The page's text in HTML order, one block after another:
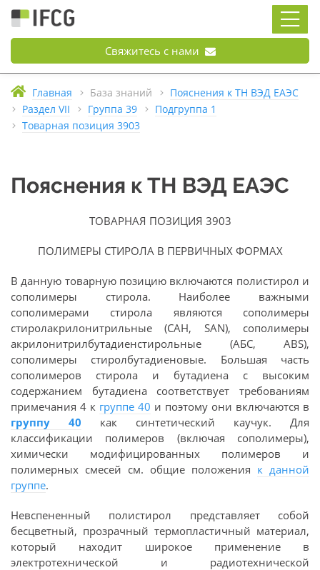
Свяжитесь с нами
Главная База знаний
Пояснения к ТН ВЭД ЕАЭС
Раздел VII
Группа 39
Подгруппа 1
Товарная позиция 3903
Пояснения к ТН ВЭД ЕАЭС
ТОВАРНАЯ ПОЗИЦИЯ 3903
ПОЛИМЕРЫ СТИРОЛА В ПЕРВИЧНЫХ ФОРМАХ
В данную товарную позицию включаются полистирол и
сополимеры стирола. Наиболее важными
сополимерами стирола являются сополимеры
стиролакрилонитрильные (САН, SAN), сополимеры
акрилонитрилбутадиенстирольные (АБС, ABS),
сополимеры стиролбутадиеновые. Большая часть
сополимеров стирола и бутадиена с высоким
содержанием бутадиена соответствует требованиям
примечания 4 к группе 40 и поэтому они включаются в
группу 40
как синтетический каучук. Для
классификации полимеров (включая сополимеры),
химически модифицированных полимеров и
полимерных смесей см. общие положения к данной
группе.
Невспененный полистирол представляет собой
бесцветный, прозрачный термопластичный материал,
который находит широкое применение в
электротехнической и радиотехнической